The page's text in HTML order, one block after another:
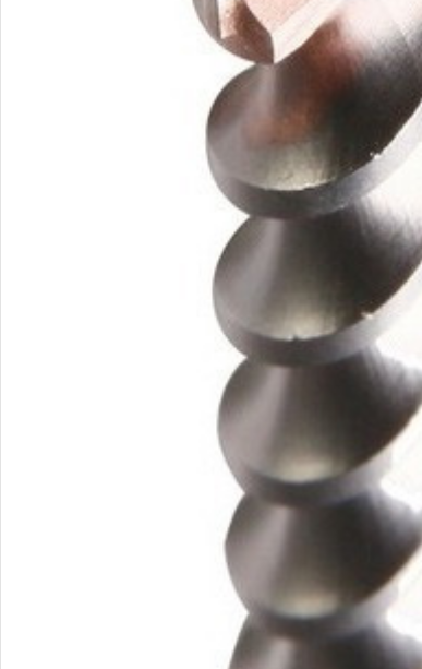
Smartphones
Samsung
Google
Motorola
Refurbished
phones
Accessories
Memory cards
Power Banks
Baseus
Screen
Protectors
Tempered
Polycarbonate
protector
Covers For